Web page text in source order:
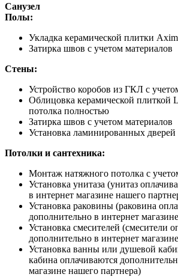
Санузел
Полы:
Укладка керамической плитки
Затирка швов с учетом материалов
Стены:
Устройство коробов из ГКЛ с
Облицовка керамической плиткой
потолка полностью
Затирка швов с учетом материалов
Установка ламинированных дверей
Потолки и сантехника:
Монтаж натяжного потолка с
Установка унитаза (унитаз
в интернет магазине нашего
Установка раковины (раковина
дополнительно в интернет
Установка смесителей (смесители
дополнительно в интернет
Установка ванны или душевой
кабина оплачиваются
магазине нашего партнера)